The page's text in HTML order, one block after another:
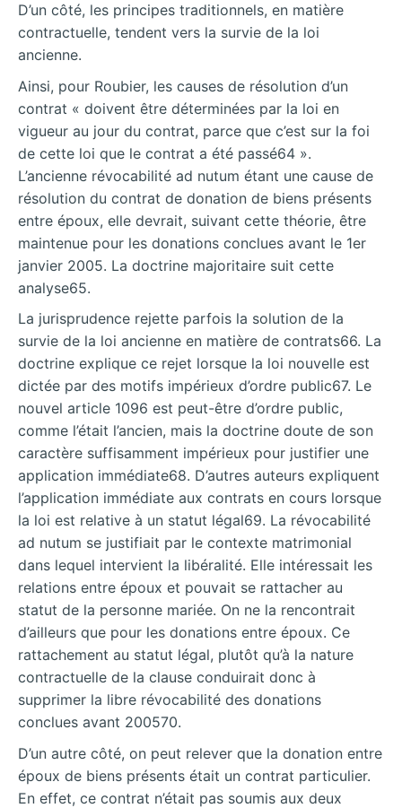
D’un côté, les principes traditionnels, en matière
contractuelle, tendent vers la survie de la loi
ancienne.
Ainsi, pour Roubier, les causes de résolution d’un
contrat « doivent être déterminées par la loi en
vigueur au jour du contrat, parce que c’est sur la foi
de cette loi que le contrat a été passé64 ».
L’ancienne révocabilité ad nutum étant une cause de
résolution du contrat de donation de biens présents
entre époux, elle devrait, suivant cette théorie, être
maintenue pour les donations conclues avant le 1er
janvier 2005. La doctrine majoritaire suit cette
analyse65.
La jurisprudence rejette parfois la solution de la
survie de la loi ancienne en matière de contrats66. La
doctrine explique ce rejet lorsque la loi nouvelle est
dictée par des motifs impérieux d’ordre public67. Le
nouvel article 1096 est peut-être d’ordre public,
comme l’était l’ancien, mais la doctrine doute de son
caractère suffisamment impérieux pour justifier une
application immédiate68. D’autres auteurs expliquent
l’application immédiate aux contrats en cours lorsque
la loi est relative à un statut légal69. La révocabilité
ad nutum se justifiait par le contexte matrimonial
dans lequel intervient la libéralité. Elle intéressait les
relations entre époux et pouvait se rattacher au
statut de la personne mariée. On ne la rencontrait
d’ailleurs que pour les donations entre époux. Ce
rattachement au statut légal, plutôt qu’à la nature
contractuelle de la clause conduirait donc à
supprimer la libre révocabilité des donations
conclues avant 200570.
D’un autre côté, on peut relever que la donation entre
époux de biens présents était un contrat particulier.
En effet, ce contrat n’était pas soumis aux deux